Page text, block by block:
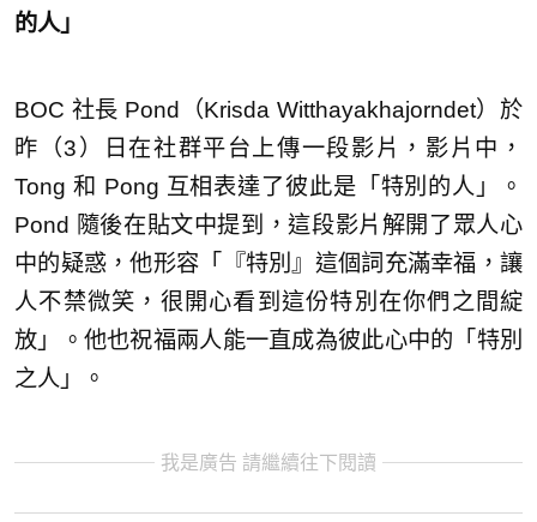
的人」
BOC 社長 Pond（Krisda Witthayakhajorndet）於
昨（3）日在社群平台上傳一段影片，影片中，
Tong 和 Pong 互相表達了彼此是「特別的人」。
Pond 隨後在貼文中提到，這段影片解開了眾人心
中的疑惑，他形容「『特別』這個詞充滿幸福，讓
人不禁微笑，很開心看到這份特別在你們之間綻
放」。他也祝福兩人能一直成為彼此心中的「特別
之人」。
我是廣告 請繼續往下閱讀